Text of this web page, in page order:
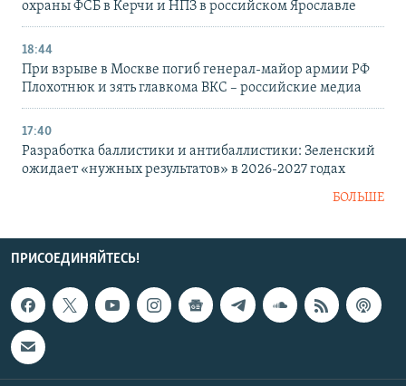
охраны ФСБ в Керчи и НПЗ в российском Ярославле
18:44
При взрыве в Москве погиб генерал-майор армии РФ
Плохотнюк и зять главкома ВКС – российские медиа
17:40
Разработка баллистики и антибаллистики: Зеленский
ожидает «нужных результатов» в 2026-2027 годах
БОЛЬШЕ
ПРИСОЕДИНЯЙТЕСЬ!